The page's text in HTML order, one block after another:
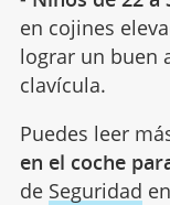
en cojines
lograr un buen
clavícula.
Puedes leer
en el coche
de Seguridad